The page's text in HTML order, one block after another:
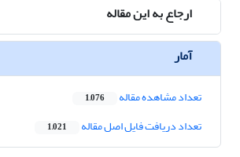
ارجاع به این مقاله
آمار
تعداد مشاهده مقاله 1,076
تعداد دریافت فایل اصل مقاله 1,021